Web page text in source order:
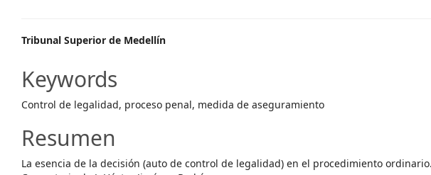
Main
Article
Content
Tribunal Superior de Medellín
Keywords
Control de legalidad, proceso penal, medida de aseguramiento
Resumen
La esencia de la decisión (auto de control de legalidad) en el procedimiento ordinario.